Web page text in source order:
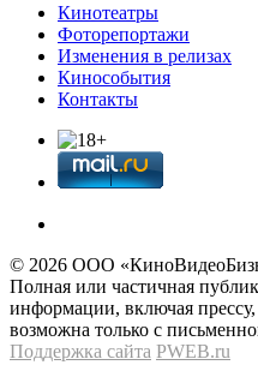
Кинотеатры
Фоторепортажи
Изменения в релизах
Кинособытия
Контакты
© 2026 OOО
Полная или частичная
информации, включая
возможна только с
Поддержка сайта PWEB.ru